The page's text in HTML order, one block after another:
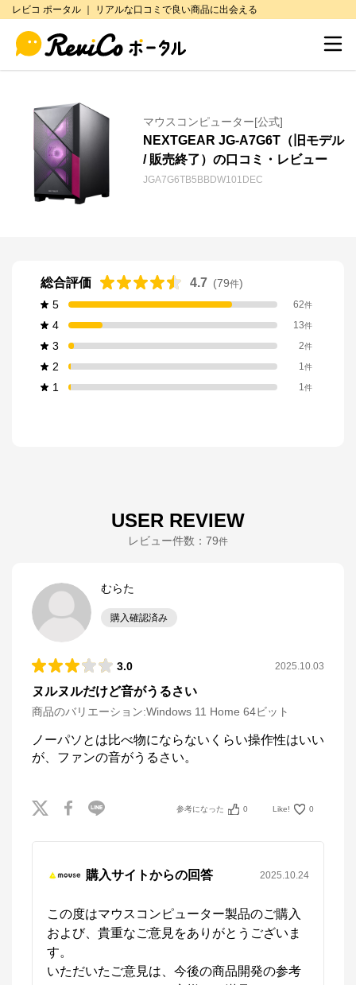
レビコ ポータル ｜ リアルな口コミで良い商品に出会える
マウスコンピューター[公式]
NEXTGEAR JG-A7G6T（旧モデル
/ 販売終了）の口コミ・レビュー
JGA7G6TB5BBDW101DEC
総合評価 4.7 (79件)
5
62件
4 13件
3 2件
2 1件
1 1件
USER REVIEW
レビュー件数： 79件
むらた
購入確認済み
3.0 2025.10.03
ヌルヌルだけど音がうるさい
商品のバリエーション:Windows 11 Home 64ビット
ノーパソとは比べ物にならないくらい操作性はいい
が、ファンの音がうるさい。
参考になった 0 Like! 0
購入サイトからの回答 2025.10.24
この度はマウスコンピューター製品のご購入
および、貴重なご意見をありがとうございま
す。
いただいたご意見は、今後の商品開発の参考